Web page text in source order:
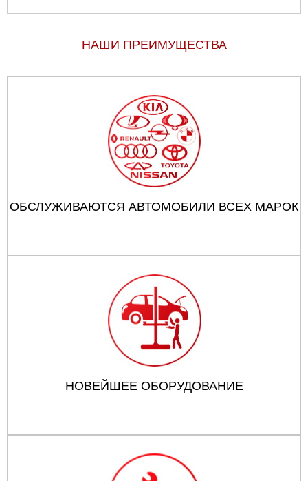
НАШИ ПРЕИМУЩЕСТВА
ОБСЛУЖИВАЮТСЯ АВТОМОБИЛИ ВСЕХ МАРОК
НОВЕЙШЕЕ ОБОРУДОВАНИЕ